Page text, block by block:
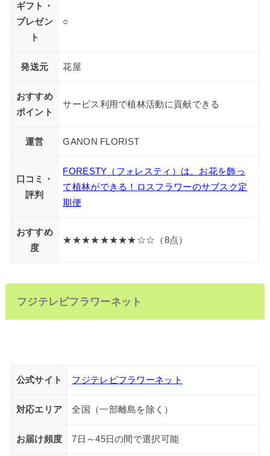
ギフト・
プレゼン
ト
○
発送元 花屋
おすすめ
ポイント
サービス利用で植林活動に貢献できる
運営 GANON FLORIST
口コミ・
評判
FORESTY（フォレスティ）は、お花を飾っ
て植林ができる！ロスフラワーのサブスク定
期便
おすすめ
度
★★★★★★★★☆☆（8点）
フジテレビフラワーネット
公式サイト フジテレビフラワーネット
対応エリア 全国（一部離島を除く）
お届け頻度 7日～45日の間で選択可能